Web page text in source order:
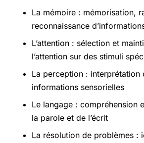
La mémoire : mémorisation,
reconnaissance
L’attention : sélection et
l’attention sur des stimuli
La perception : interprétation
informations sensorielles
Le langage : compréhension
la parole et de l’écrit
La résolution de problèmes :